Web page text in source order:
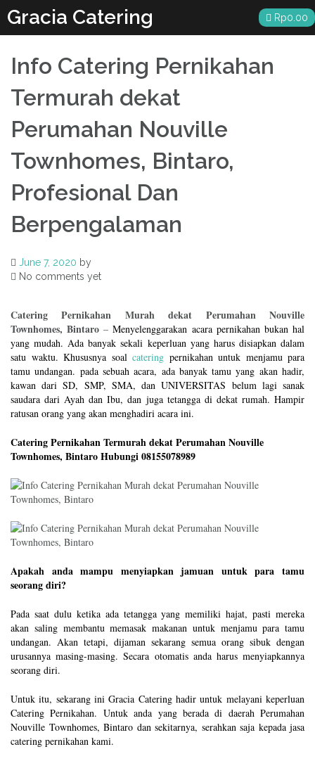
to
content
Gracia Catering Rp0.00
Info Catering Pernikahan
Termurah dekat
Perumahan Nouville
Townhomes, Bintaro,
Profesional Dan
Berpengalaman
June 7, 2020 by
No comments yet
Catering Pernikahan Murah dekat Perumahan Nouville
Townhomes, Bintaro –Menyelenggarakan acara pernikahan bukan hal
yang mudah. Ada banyak sekali keperluan yang harus disiapkan dalam
satu waktu. Khususnya soal catering pernikahan untuk menjamu para
tamu undangan. pada sebuah acara, ada banyak tamu yang akan hadir,
kawan dari SD, SMP, SMA, dan UNIVERSITAS belum lagi sanak
saudara dari Ayah dan Ibu, dan juga tetangga di dekat rumah. Hampir
ratusan orang yang akan menghadiri acara ini.
Catering Pernikahan Termurah dekat Perumahan Nouville
Townhomes, Bintaro Hubungi 08155078989
Apakah anda mampu menyiapkan jamuan untuk para tamu
seorang diri?
Pada saat dulu ketika ada tetangga yang memiliki hajat, pasti mereka
akan saling membantu memasak makanan untuk menjamu para tamu
undangan. Akan tetapi, dijaman sekarang semua orang sibuk dengan
urusannya masing-masing. Secara otomatis anda harus menyiapkannya
seorang diri.
Untuk itu, sekarang ini Gracia Catering hadir untuk melayani keperluan
Catering Pernikahan. Untuk anda yang berada di daerah Perumahan
Nouville Townhomes, Bintaro dan sekitarnya, serahkan saja kepada jasa
catering pernikahan kami.